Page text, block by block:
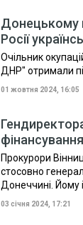
Донецькому
Росії
Очільник
ДНР" отримали
01 жовтня 2024, 16:05
Прокурори
стосовно
Донеччині. Йому
03 січня 2024, 17:21